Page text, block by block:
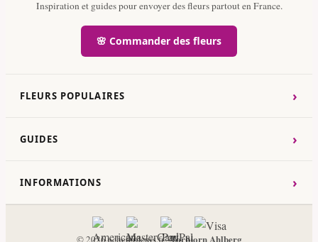
Inspiration et guides pour envoyer des fleurs partout en France.
🌸 Commander des fleurs
FLEURS POPULAIRES ›
GUIDES ›
INFORMATIONS ›
© 2026 acheterfleurs.fr ·Torbjorn Ahlberg